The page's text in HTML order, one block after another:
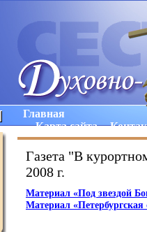
Главная
Карта сайта
Газета "В
2008 г.
Материал «Под звездой
Материал «